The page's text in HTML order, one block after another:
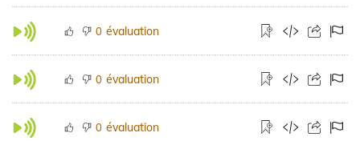
0 évaluation
0 évaluation
0 évaluation